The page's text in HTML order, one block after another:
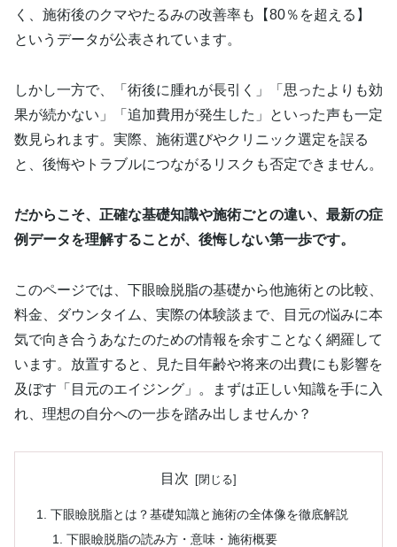
く、施術後のクマやたるみの改善率も【80％を超える】
というデータが公表されています。
しかし一方で、「術後に腫れが長引く」「思ったよりも効
果が続かない」「追加費用が発生した」といった声も一定
数見られます。実際、施術選びやクリニック選定を誤る
と、後悔やトラブルにつながるリスクも否定できません。
だからこそ、正確な基礎知識や施術ごとの違い、最新の症
例データを理解することが、後悔しない第一歩です。
このページでは、下眼瞼脱脂の基礎から他施術との比較、
料金、ダウンタイム、実際の体験談まで、目元の悩みに本
気で向き合うあなたのための情報を余すことなく網羅して
います。放置すると、見た目年齢や将来の出費にも影響を
及ぼす「目元のエイジング」。まずは正しい知識を手に入
れ、理想の自分への一歩を踏み出しませんか？
目次
下眼瞼脱脂とは？基礎知識と施術の全体像を徹底解説
下眼瞼脱脂の読み方・意味・施術概要